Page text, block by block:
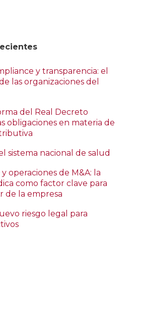
y transparencia: el
las organizaciones del
del Real Decreto
obligaciones en materia de
sistema nacional de salud
operaciones de M&A: la
como factor clave para
de la empresa
riesgo legal para